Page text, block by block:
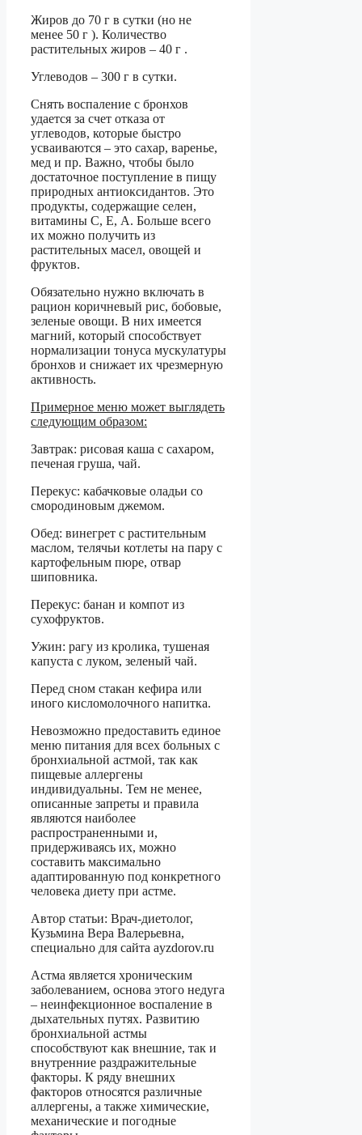
Жиров до 70 г в сутки (но не
менее 50 г ). Количество
растительных жиров – 40 г .
Углеводов – 300 г в сутки.
Снять воспаление с бронхов
удается за счет отказа от
углеводов, которые быстро
усваиваются – это сахар, варенье,
мед и пр. Важно, чтобы было
достаточное поступление в пищу
природных антиоксидантов. Это
продукты, содержащие селен,
витамины С, Е, А. Больше всего
их можно получить из
растительных масел, овощей и
фруктов.
Обязательно нужно включать в
рацион коричневый рис, бобовые,
зеленые овощи. В них имеется
магний, который способствует
нормализации тонуса мускулатуры
бронхов и снижает их чрезмерную
активность.
Примерное меню может выглядеть
следующим образом:
Завтрак: рисовая каша с сахаром,
печеная груша, чай.
Перекус: кабачковые оладьи со
смородиновым джемом.
Обед: винегрет с растительным
маслом, телячьи котлеты на пару с
картофельным пюре, отвар
шиповника.
Перекус: банан и компот из
сухофруктов.
Ужин: рагу из кролика, тушеная
капуста с луком, зеленый чай.
Перед сном стакан кефира или
иного кисломолочного напитка.
Невозможно предоставить единое
меню питания для всех больных с
бронхиальной астмой, так как
пищевые аллергены
индивидуальны. Тем не менее,
описанные запреты и правила
являются наиболее
распространенными и,
придерживаясь их, можно
составить максимально
адаптированную под конкретного
человека диету при астме.
Автор статьи: Врач-диетолог,
Кузьмина Вера Валерьевна,
специально для сайта ayzdorov.ru
Астма является хроническим
заболеванием, основа этого недуга
– неинфекционное воспаление в
дыхательных путях. Развитию
бронхиальной астмы
способствуют как внешние, так и
внутренние раздражительные
факторы. К ряду внешних
факторов относятся различные
аллергены, а также химические,
механические и погодные